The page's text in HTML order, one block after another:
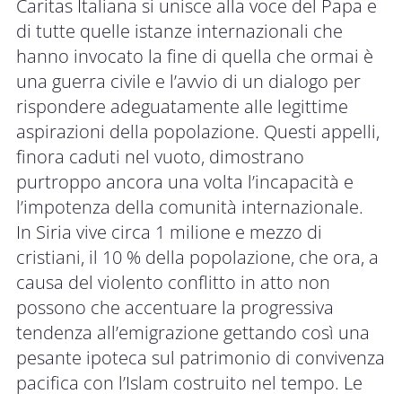
Caritas Italiana si unisce alla voce del Papa e
di tutte quelle istanze internazionali che
hanno invocato la fine di quella che ormai è
una guerra civile e l’avvio di un dialogo per
rispondere adeguatamente alle legittime
aspirazioni della popolazione. Questi appelli,
finora caduti nel vuoto, dimostrano
purtroppo ancora una volta l’incapacità e
l’impotenza della comunità internazionale.
In Siria vive circa 1 milione e mezzo di
cristiani, il 10 % della popolazione, che ora, a
causa del violento conflitto in atto non
possono che accentuare la progressiva
tendenza all’emigrazione gettando così una
pesante ipoteca sul patrimonio di convivenza
pacifica con l’Islam costruito nel tempo. Le